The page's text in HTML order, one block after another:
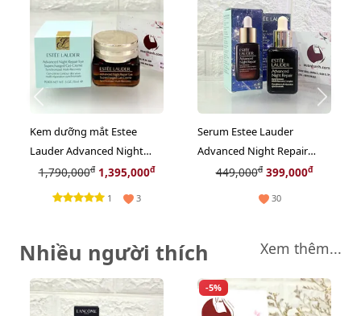
Kem dưỡng mắt Estee
Lauder Advanced Night
Repair Supercharged chống
nhăn thâm bọng, 15ml
1,790,000đ1,395,000đ
1 3
Serum Estee Lauder
Advanced Night Repair
Multi-Recovery chống lão
449,000đ399,000đ
30
Nhiều người thích Xem thêm...
-5%